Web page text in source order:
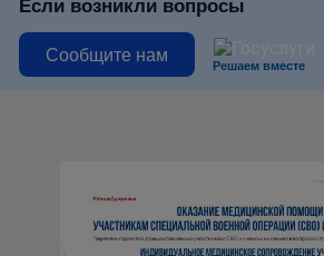
Если возникли вопросы
Сообщите нам
Решаем вместе